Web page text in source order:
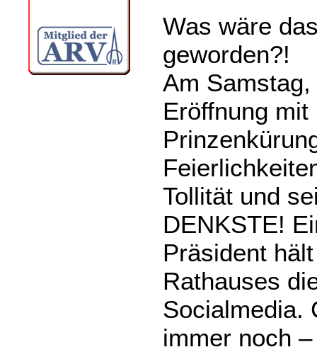
Was wäre
geworden?!
Am
Eröffnung
Tollität und
DENKSTE!
Präsident
Rathauses
Socialmedia.
immer noch